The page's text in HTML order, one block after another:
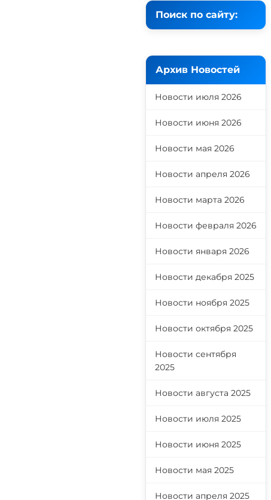
Поиск по сайту:
Архив Новостей
Новости июля 2026
Новости июня 2026
Новости мая 2026
Новости апреля 2026
Новости марта 2026
Новости февраля 2026
Новости января 2026
Новости декабря 2025
Новости ноября 2025
Новости октября 2025
Новости сентября
2025
Новости августа 2025
Новости июля 2025
Новости июня 2025
Новости мая 2025
Новости апреля 2025